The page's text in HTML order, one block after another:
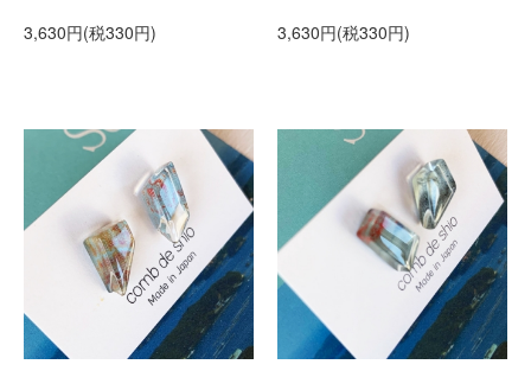
3,630円(税330円)
3,630円(税330円)